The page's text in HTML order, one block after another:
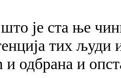
је ста ње
тих људи
и одбрана и